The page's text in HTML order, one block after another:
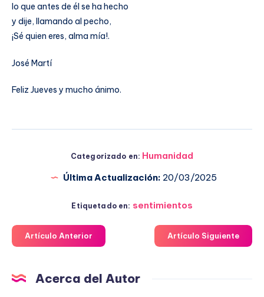
lo que antes de él se ha hecho
y dije, llamando al pecho,
¡Sé quien eres, alma mía!.
José Martí
Feliz Jueves y mucho ánimo.
Categorizado en: Humanidad
Última Actualización: 20/03/2025
Etiquetado en: sentimientos
Artículo Anterior Artículo Siguiente
Acerca del Autor